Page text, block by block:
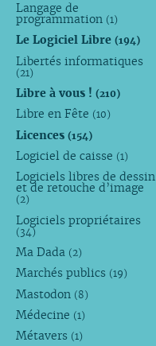
Langage de
programmation (1)
Le Logiciel Libre (194)
Libertés informatiques
(21)
Libre à vous ! (210)
Libre en Fête (10)
Licences (154)
Logiciel de caisse (1)
Logiciels libres de dessin
et de retouche d’image
(2)
Logiciels propriétaires
(34)
Ma Dada (2)
Marchés publics (19)
Mastodon (8)
Médecine (1)
Métavers (1)